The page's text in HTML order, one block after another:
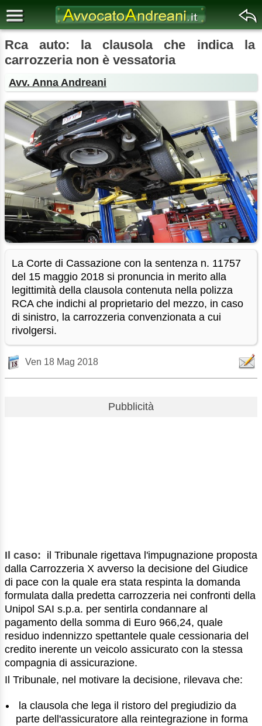
Rca auto: la clausola che indica la
carrozzeria non è vessatoria
Avv. Anna Andreani
La Corte di Cassazione con la sentenza n. 11757
del 15 maggio 2018 si pronuncia in merito alla
legittimità della clausola contenuta nella polizza
RCA che indichi al proprietario del mezzo, in caso
di sinistro, la carrozzeria convenzionata a cui
rivolgersi.
Ven 18 Mag 2018
Pubblicità
Il caso: il Tribunale rigettava l'impugnazione proposta
dalla Carrozzeria X avverso la decisione del Giudice
di pace con la quale era stata respinta la domanda
formulata dalla predetta carrozzeria nei confronti della
Unipol SAI s.p.a. per sentirla condannare al
pagamento della somma di Euro 966,24, quale
residuo indennizzo spettantele quale cessionaria del
credito inerente un veicolo assicurato con la stessa
compagnia di assicurazione.
Il Tribunale, nel motivare la decisione, rilevava che:
la clausola che lega il ristoro del pregiudizio da
parte dell'assicuratore alla reintegrazione in forma